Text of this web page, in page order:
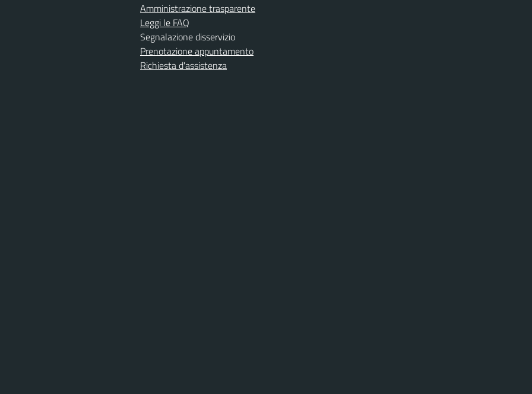
Amministrazione trasparente
Leggi le FAQ
Segnalazione disservizio
Prenotazione appuntamento
Richiesta d'assistenza